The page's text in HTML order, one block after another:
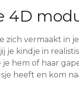
4D
zich vermaakt in
je kindje in
je hem of haar
heeft en kom